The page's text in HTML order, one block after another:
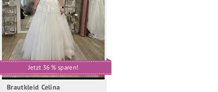
Jetzt 36 % sparen!
Brautkleid Celina